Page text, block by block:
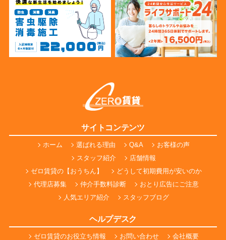
サイトコンテンツ
ホーム 選ばれる理由 Q&A
お客様の声
スタッフ紹介
店舗情報
ゼロ賃貸の【おうちん】
どうして初期費用が安いのか
代理店募集
仲介手数料診断
おとり広告にご注意
人気エリア紹介
スタッフブログ
ヘルプデスク
ゼロ賃貸のお役立ち情報 お問い合わせ 会社概要